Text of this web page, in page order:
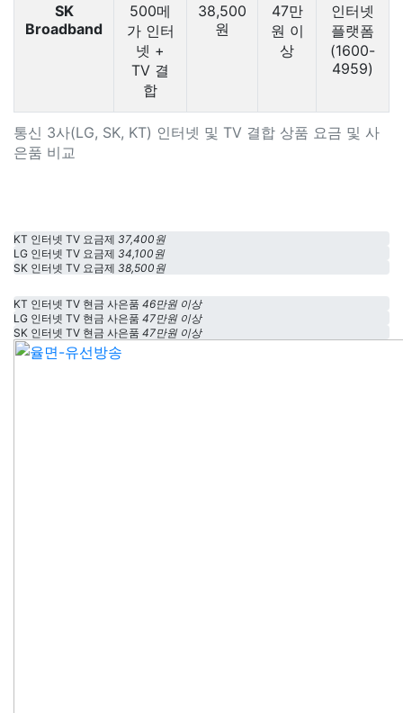
통신 3사(LG, SK, KT) 인터넷 및 TV 결합 상품 요금 및 사
은품 비교
SK
Broadband
500메
가 인터
넷 +
TV 결
합
38,500
원
47만
원 이
상
인터넷
플랫폼
(1600-
4959)
KT 인터넷 TV 요금제 37,400원
LG 인터넷 TV 요금제 34,100원
SK 인터넷 TV 요금제 38,500원
KT 인터넷 TV 현금 사은품 46만원 이상
LG 인터넷 TV 현금 사은품 47만원 이상
SK 인터넷 TV 현금 사은품 47만원 이상